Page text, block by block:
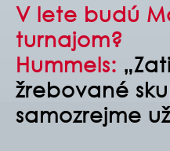
V lete budú
turnajom?
Hummels:
žrebované
samozrejme